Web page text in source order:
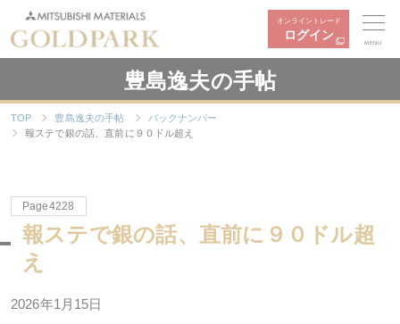
オンライントレード
ログイン
MENU
豊島逸夫の手帖
TOP 豊島逸夫の手帖
バックナンバー
報ステで銀の話、直前に９０ドル超え
Page4228
報ステで銀の話、直前に９０ドル超
え
2026年1 月 15日